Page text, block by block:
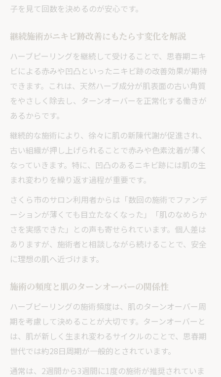
子を見て回数を決めるのが安心です。
継続施術がニキビ跡改善にもたらす変化を解説
ハーブピーリングを継続して受けることで、思春期ニキ
ビによる赤みや凹凸といったニキビ跡の改善効果が期待
できます。これは、天然ハーブ成分が肌表面の古い角質
をやさしく除去し、ターンオーバーを正常化する働きが
あるからです。
継続的な施術により、徐々に肌の新陳代謝が促進され、
古い組織が押し上げられることで赤みや色素沈着が薄く
なっていきます。特に、凹凸のあるニキビ跡には肌の生
まれ変わりを繰り返す過程が重要です。
さくら市のサロン利用者からは「数回の施術でファンデ
ーションが薄くても目立たなくなった」「肌のなめらか
さを実感できた」との声も寄せられています。個人差は
ありますが、施術者と相談しながら続けることで、安全
に理想の肌へ近づけます。
施術の頻度と肌のターンオーバーの関係性
ハーブピーリングの施術頻度は、肌のターンオーバー周
期を考慮して決めることが大切です。ターンオーバーと
は、肌が新しく生まれ変わるサイクルのことで、思春期
世代では約28日周期が一般的とされています。
通常は、2週間から3週間に1度の施術が推奨されていま